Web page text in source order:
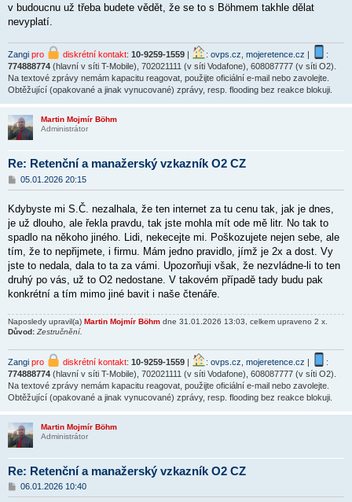
v budoucnu už třeba budete vědět, že se to s Böhmem takhle dělat
nevyplatí.
Zangi pro diskrétní kontakt: 10-9259-1559 : ovps.cz mojeretence.cz
:
774888774 (hlavní v síti T-Mobile), 702021111 (v síti Vodafone), 608087777 (v síti O2).
Na textové zprávy nemám kapacitu reagovat, použijte oficiální e-mail nebo zavolejte.
Obtěžující (opakované a jinak vynucované) zprávy, resp. flooding bez reakce blokuji.
Martin Mojmír Böhm
Administrátor
Re: Retenční a manažerský vzkazník O2 CZ
P
ř
s
p
ě
v
e
k
05.01.2026 20:15
Kdybyste mi S.Č. nezalhala, že ten internet za tu cenu tak, jak je dnes,
je už dlouho, ale řekla pravdu, tak jste mohla mít ode mě litr. No tak to
spadlo na někoho jiného. Lidi, nekecejte mi. Poškozujete nejen sebe, ale
tím, že to nepřijmete, i firmu. Mám jedno pravidlo, jímž je 2x a dost. Vy
jste to nedala, dala to ta za vámi. Upozorňuji však, že nezvládne-li to ten
druhý po vás, už to O2 nedostane. V takovém případě tady budu pak
konkrétní a tím mimo jiné bavit i naše čtenáře.
Naposledy upravil(a) Martin Mojmír Böhm dne 31.01.2026 13:03, celkem upraveno 2 x.
Důvod: Zestručnění.
Zangi pro diskrétní kontakt: 10-9259-1559 | : ovps.cz mojeretence.cz |
:
774888774 (hlavní v síti T-Mobile), 702021111 (v síti Vodafone), 608087777 (v síti O2).
Na textové zprávy nemám kapacitu reagovat, použijte oficiální e-mail nebo zavolejte.
Obtěžující (opakované a jinak vynucované) zprávy, resp. flooding bez reakce blokuji.
Martin Mojmír Böhm
Administrátor
Re: Retenční a manažerský vzkazník O2 CZ
P
ř
06.01.2026 10:40